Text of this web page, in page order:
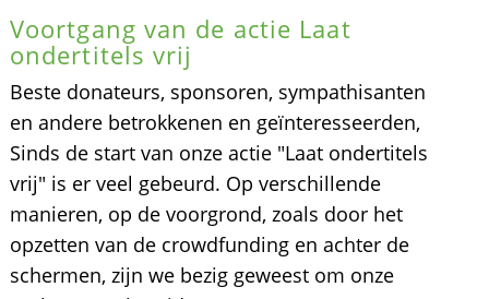
Voortgang van de actie Laat
ondertitels vrij
Beste donateurs, sponsoren, sympathisanten
en andere betrokkenen en geïnteresseerden,
Sinds de start van onze actie "Laat ondertitels
vrij" is er veel gebeurd. Op verschillende
manieren, op de voorgrond, zoals door het
opzetten van de crowdfunding en achter de
schermen, zijn we bezig geweest om onze